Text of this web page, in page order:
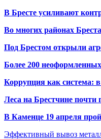
В Бресте усиливают
Во многих районах
Под Брестом открыли
Более 200
Коррупция как система:
Леса на Брестчине почти
В Каменце 19 апреля
Эффективный вывоз